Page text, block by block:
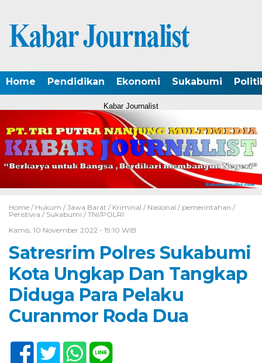
Home Pendidikan Ekonomi Sukabumi
Kabar Journalist
Home / Hukum / Jawa Barat / Kriminal / Nasional / pemerintahan /
Peristiwa / Sukabumi / TNI/POLRI
Kamis, 10 November 2022 - 19:10 WIB
Satresrim Polres Sukabumi
Kota Ungkap Dan Tangkap
Diduga Para Pelaku
Curanmor Roda Dua